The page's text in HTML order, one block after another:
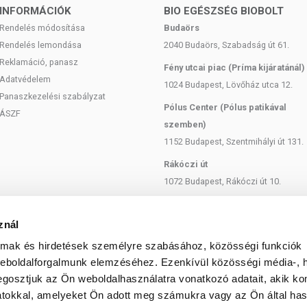
és hirdetések személyre szabásához, közösségi funkciók
elemzéséhez. Ezenkívül közösségi média-,
az Ön weboldalhasználatra vonatkozó adatait, akik
amelyeket Ön adott meg számukra vagy az Ön által
vegyes étrendet és az egészséges életmódot! A termék nem
orvosi kezelés helyettesítésére alkalmas! Betegség esetén
Az ajánlott napi fogyasztási mennyiséget ne lépje túl! Ne
bármelyikére érzékeny vagy allergiás! Kisgyermektől elzárva
uniós szabályozás szerint élelmiszereknek minősülnek,
élettani hatással rendelkezhetnek, amely egyénenként
reklámozásuk során nem engedélyezett a készítményeknek
INFORMÁCIÓK
Rendelés módosítása
Rendelés lemondása
Reklamáció, panasz
Adatvédelem
Panaszkezelési szabályzat
ÁSZF
BIO EGÉSZSÉG BIOBOLT
Budaörs
2040 Budaörs, Szabadság út 61.
Fény utcai piac (Príma kijáratánál)
1024 Budapest, Lövőház utca 12.
Pólus Center (Pólus patikával
szemben)
1152 Budapest, Szentmihályi út 131.
Rákóczi út
1072 Budapest, Rákóczi út 10.
Bartók Béla
1114 Budapest, Bartók Béla út 71.